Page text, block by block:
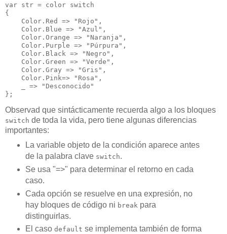
var str = color switch
{
    Color.Red => "Rojo",
    Color.Blue => "Azul",
    Color.Orange => "Naranja",
    Color.Purple => "Púrpura",
    Color.Black => "Negro",
    Color.Green => "Verde",
    Color.Gray => "Gris",
    Color.Pink=> "Rosa",
    _ => "Desconocido"
Observad que sintácticamente recuerda algo a los bloques
switch de toda la vida, pero tiene algunas diferencias
importantes:
La variable objeto de la condición aparece antes
de la palabra clave switch.
Se usa "=>" para determinar el retorno en cada
caso.
Cada opción se resuelve en una expresión, no
hay bloques de código ni break para
distinguirlas.
El caso default se implementa también de forma